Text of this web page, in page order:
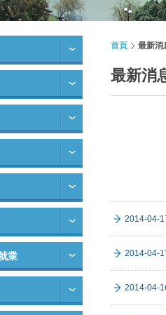
業
首頁 最新消
最新消
2014-04-
2014-04-
2014-04-